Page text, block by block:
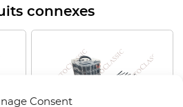
Consent
connexes